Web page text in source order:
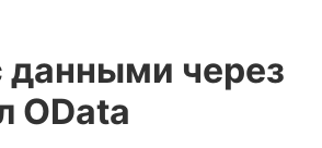
данными через
OData